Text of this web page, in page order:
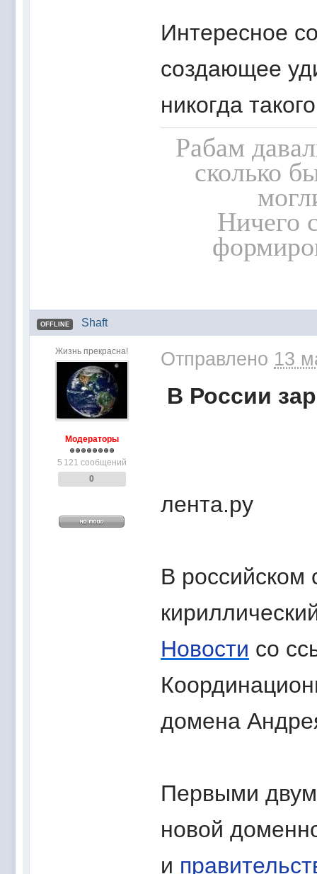
Интересное
создающее
никогда
Рабам
сколько
Ничего
OFFLINE Shaft
Жизнь прекрасна!
Модераторы
5 121 сообщений
0
Отправлено 13
В России
лента.ру
В российском
Новости со
домена
Первыми
новой
и